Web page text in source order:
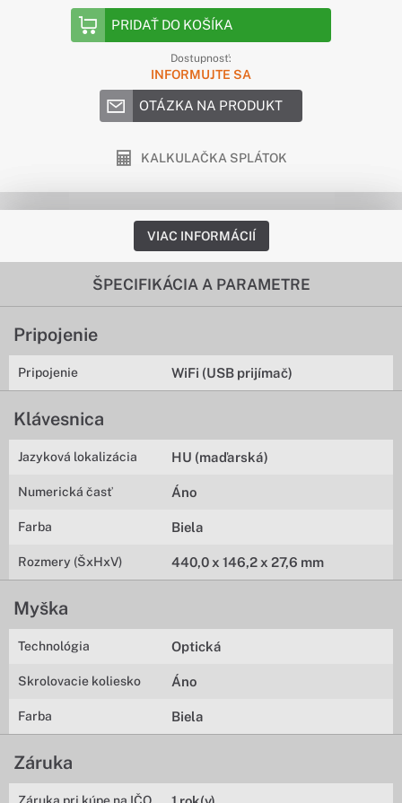
PRIDAŤ DO KOŠÍKA
Dostupnosť:
INFORMUJTE SA
OTÁZKA NA PRODUKT
KALKULAČKA SPLÁTOK
VIAC INFORMÁCIÍ
ŠPECIFIKÁCIA A PARAMETRE
Pripojenie
Pripojenie WiFi (USB prijímač)
Klávesnica
Jazyková lokalizácia HU (maďarská)
Numerická časť Áno
Farba Biela
Rozmery (ŠxHxV) 440,0 x 146,2 x 27,6 mm
Myška
Technológia Optická
Skrolovacie koliesko Áno
Farba Biela
Záruka